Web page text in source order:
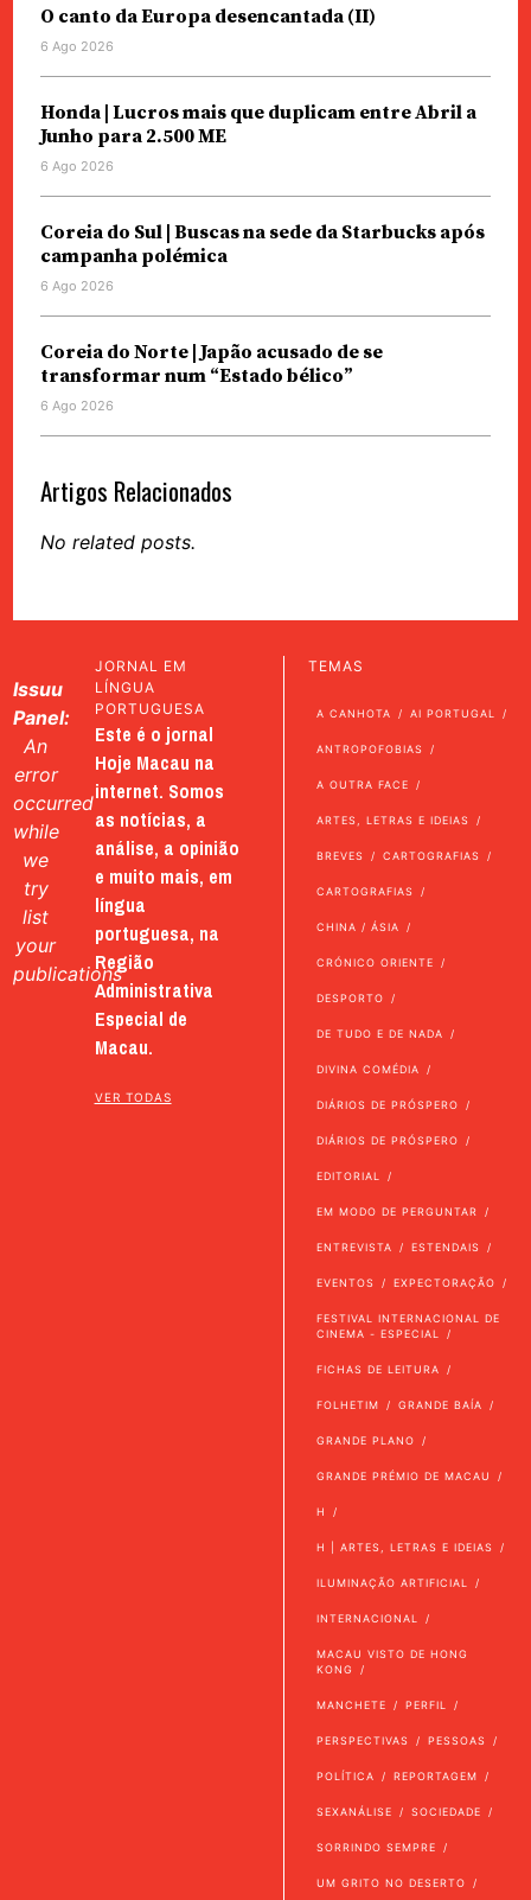
O canto da Europa desencantada (II)
6 Ago 2026
Honda | Lucros mais que duplicam entre Abril a
Junho para 2.500 ME
6 Ago 2026
Coreia do Sul | Buscas na sede da Starbucks após
campanha polémica
6 Ago 2026
Coreia do Norte | Japão acusado de se
transformar num “Estado bélico”
6 Ago 2026
Artigos Relacionados
No related posts.
Issuu
Panel:
An
error
occurred
while
we
try
list
your
publications
JORNAL EM
LÍNGUA
PORTUGUESA
Este é o jornal
Hoje Macau na
internet. Somos
as notícias, a
análise, a opinião
e muito mais, em
língua
portuguesa, na
Região
Administrativa
Especial de
Macau.
VER TODAS
TEMAS
A CANHOTA AI PORTUGAL
ANTROPOFOBIAS
A OUTRA FACE
ARTES, LETRAS E IDEIAS
BREVES CARTOGRAFIAS
CARTOGRAFIAS
CHINA / ÁSIA
CRÓNICO ORIENTE
DESPORTO
DE TUDO E DE NADA
DIVINA COMÉDIA
DIÁRIOS DE PRÓSPERO
DIÁRIOS DE PRÓSPERO
EDITORIAL
EM MODO DE PERGUNTAR
ENTREVISTA ESTENDAIS
EVENTOS EXPECTORAÇÃO
FESTIVAL INTERNACIONAL DE
CINEMA - ESPECIAL
FICHAS DE LEITURA
FOLHETIM GRANDE BAÍA
GRANDE PLANO
GRANDE PRÉMIO DE MACAU
H
H | ARTES, LETRAS E IDEIAS
ILUMINAÇÃO ARTIFICIAL
INTERNACIONAL
MACAU VISTO DE HONG
KONG
MANCHETE PERFIL
PERSPECTIVAS PESSOAS
POLÍTICA REPORTAGEM
SEXANÁLISE SOCIEDADE
SORRINDO SEMPRE
UM GRITO NO DESERTO